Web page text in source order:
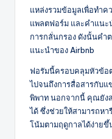
แหล่งรวมข้อมูลเพื่อทำค
แพลตฟอร์ม และคำแนะ
การกลั่นกรอง ดังนั้นคำ
แนะนำของ Airbnb
ฟอรัมนี้ครอบคลุมหัวข้อ
ไปจนถึงการสื่อสารกับแ
พิพาท นอกจากนี้ คุณยัง
ได้ ซึ่งช่วยให้สามารถห
โน้มตามฤดูกาลได้ง่ายขึ้